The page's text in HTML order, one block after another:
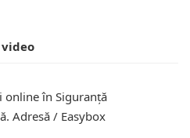
online în Siguranță
Adresă / Easybox